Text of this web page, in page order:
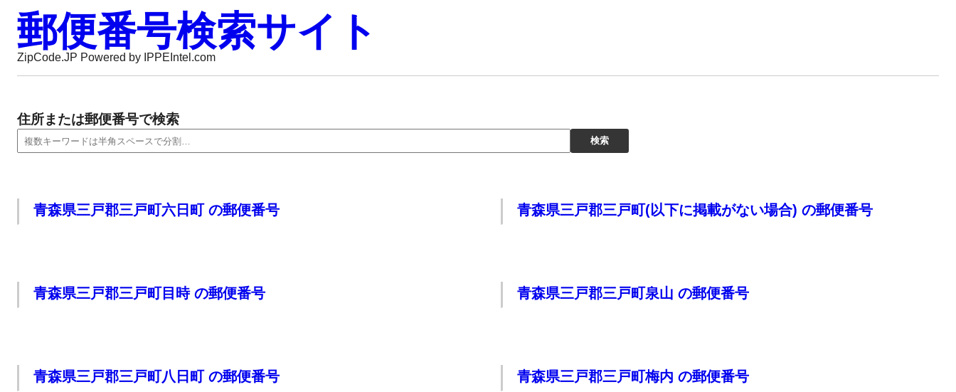
郵便番号検索サイト
ZipCode.JP Powered by IPPEIntel.com
住所または郵便番号で検索
青森県三戸郡三戸町六日町 の郵便番号 青森県三戸郡三戸町(以下に掲載がない場合) の郵便番号
青森県三戸郡三戸町目時 の郵便番号 青森県三戸郡三戸町泉山 の郵便番号
青森県三戸郡三戸町八日町 の郵便番号 青森県三戸郡三戸町梅内 の郵便番号